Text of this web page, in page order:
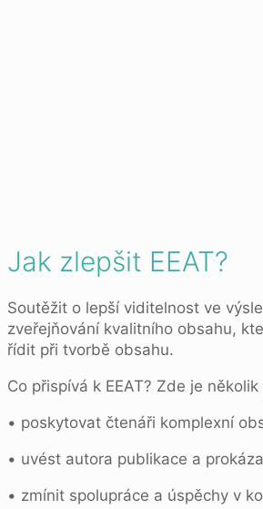
Jak zlepšit EEAT?
Soutěžit o lepší viditelnost ve
zveřejňování kvalitního obsahu,
řídit při tvorbě obsahu.
Co přispívá k EEAT? Zde je
• poskytovat čtenáři komplexní
• uvést autora publikace a
• zmínit spolupráce a úspěchy v